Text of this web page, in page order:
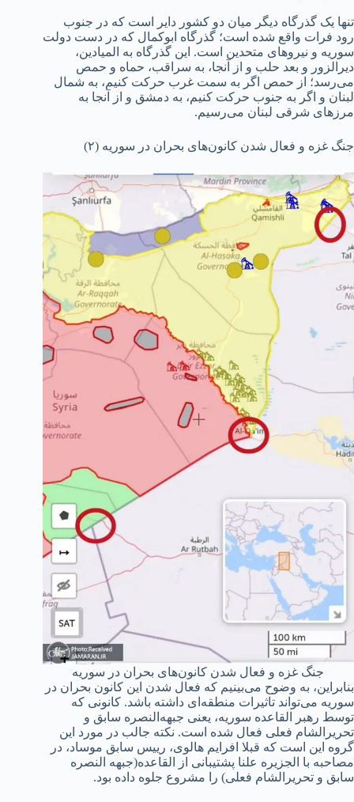
تنها یک گذرگاه دیگر میان دو کشور دایر است که در جنوب
رود فرات واقع شده است؛ گذرگاه ابوکمال که در دست دولت
سوریه و نیروهای متحدین است. این گذرگاه به المیادین،
دیرالزور و بعد حلب و از آنجا، به سراقب، حماه و حمص
می‌رسد؛ از حمص اگر به سمت غرب حرکت کنیم، به شمال
لبنان و اگر به جنوب حرکت کنیم، به دمشق و از آنجا به
مرزهای شرقی لبنان می‌رسیم.
جنگ غزه و فعال شدن کانون‌های بحران در سوریه (۲)
جنگ غزه و فعال شدن کانون‌های بحران در سوریه
بنابراین، به وضوح می‌بینیم که فعال شدن این کانون بحران در
سوریه می‌تواند تاثیرات منطقه‌ای داشته باشد. کانونی که
توسط رهبر القاعده سوریه، یعنی جبهه‌النصره سابق و
تحریر‌الشام فعلی فعال شده است. نکته جالب در مورد این
گروه این است که قبلا افرایم هالوی، رییس سابق موساد، در
مصاحبه با الجزیره علنا پشتیبانی از القاعده(جبهه النصره
سابق و تحریر‌الشام فعلی) را مشروع جلوه داده بود.